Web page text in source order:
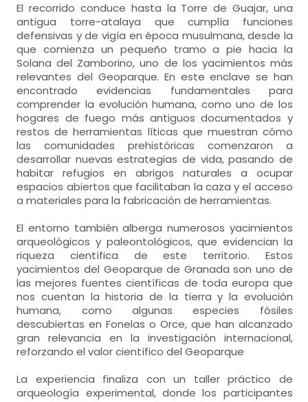
El recorrido conduce hasta la Torre de Guajar, una
antigua torre-atalaya que cumplía funciones
defensivas y de vigía en época musulmana, desde la
que comienza un pequeño tramo a pie hacia la
Solana del Zamborino, uno de los yacimientos más
relevantes del Geoparque. En este enclave se han
encontrado evidencias fundamentales para
comprender la evolución humana, como uno de los
hogares de fuego más antiguos documentados y
restos de herramientas líticas que muestran cómo
las comunidades prehistóricas comenzaron a
desarrollar nuevas estrategias de vida, pasando de
habitar refugios en abrigos naturales a ocupar
espacios abiertos que facilitaban la caza y el acceso
a materiales para la fabricación de herramientas.
El entorno también alberga numerosos yacimientos
arqueológicos y paleontológicos, que evidencian la
riqueza científica de este territorio. Estos
yacimientos del Geoparque de Granada son uno de
las mejores fuentes científicas de toda europa que
nos cuentan la historia de la tierra y la evolución
humana, como algunas especies fósiles
descubiertas en Fonelas o Orce, que han alcanzado
gran relevancia en la investigación internacional,
reforzando el valor científico del Geoparque
La experiencia finaliza con un taller práctico de
arqueología experimental, donde los participantes